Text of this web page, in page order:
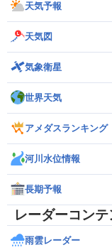
天気予報
天気図
気象衛星
世界天気
アメダスランキング
河川水位情報
長期予報
レーダーコンテ
雨雲レーダー